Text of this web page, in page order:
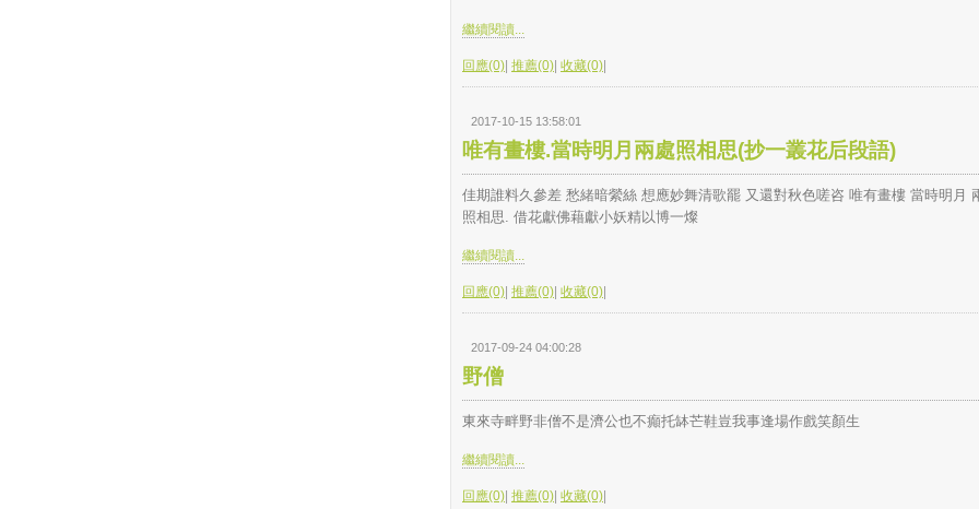
繼續閱讀...
回應(0) 推薦(0) 收藏(0)
2017-10-15 13:58:01
唯有畫樓.當時明月兩處照相思(抄一叢花后段語)
佳期誰料久參差 愁緒暗縈絲 想應妙舞清歌罷 又還對秋色嗟咨 唯有畫樓 當時明月
照相思. 借花獻佛藉獻小妖精以博一燦
繼續閱讀...
回應(0) 推薦(0) 收藏(0)
2017-09-24 04:00:28
野僧
東來寺畔野非僧不是濟公也不癲托缽芒鞋豈我事逢場作戲笑顏生
繼續閱讀...
回應(0) 推薦(0) 收藏(0)